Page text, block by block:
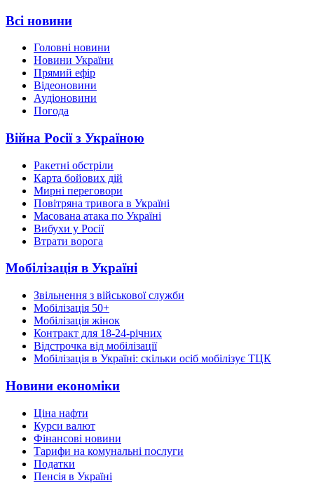
Всі новини
Головні новини
Новини України
Прямий ефір
Відеоновини
Аудіоновини
Погода
Війна Росії з Україною
Ракетні обстріли
Карта бойових дій
Мирні переговори
Повітряна тривога в Україні
Масована атака по Україні
Вибухи у Росії
Втрати ворога
Мобілізація в Україні
Звільнення з військової служби
Мобілізація 50+
Мобілізація жінок
Контракт для 18-24-річних
Відстрочка від мобілізації
Мобілізація в Україні: скільки осіб мобілізує ТЦК
Новини економіки
Ціна нафти
Курси валют
Фінансові новини
Тарифи на комунальні послуги
Податки
Пенсія в Україні